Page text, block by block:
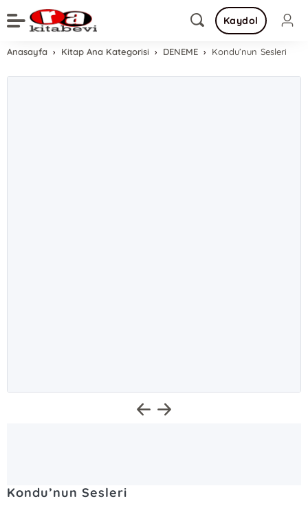
Kaydol
Anasayfa Kitap Ana Kategorisi DENEME Kondu’nun Sesleri
Kondu’nun Sesleri